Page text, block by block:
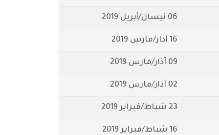
06 نيسان/أبريل 2019
16 آذار/مارس 2019
09 آذار/مارس 2019
02 آذار/مارس 2019
23 شباط/فبراير 2019
16 شباط/فبراير 2019